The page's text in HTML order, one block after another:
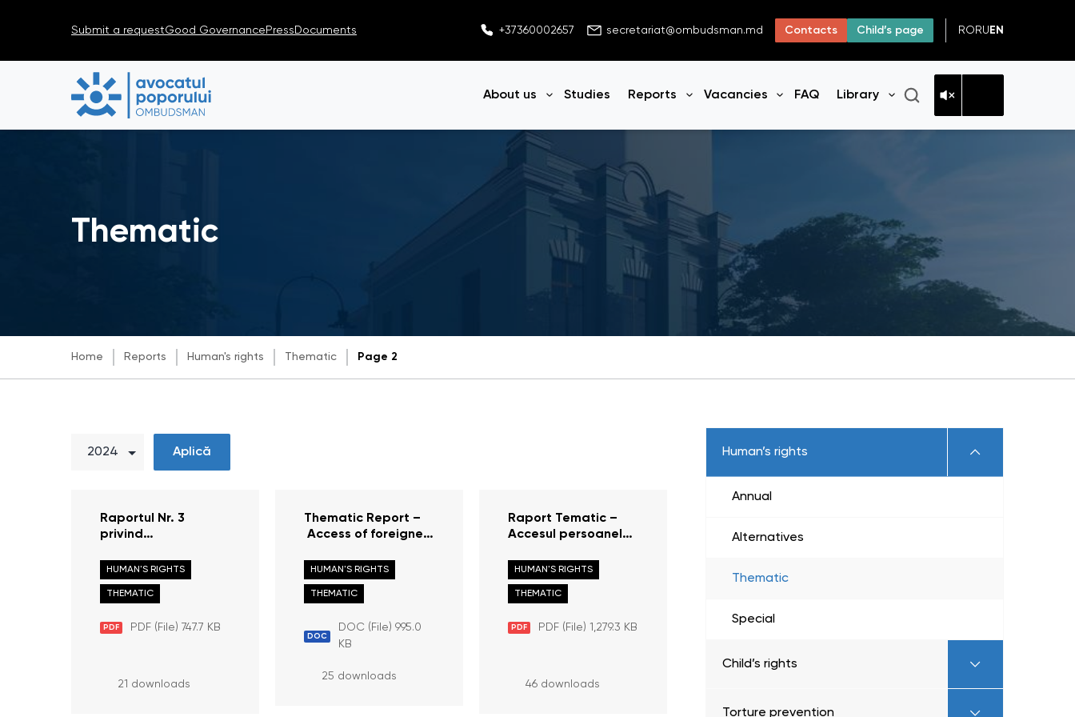
Submit a requestGood Governance Press Documents +37360002657 secretariat@ombudsman.md Contacts Child’s page RO RU EN
About us Studies Reports Vacancies FAQ Library
Open menu
Thematic
Home Reports Human's rights Thematic Page 2
Aplică
Raportul Nr. 3
privind
respectării
drepturilor
persoanelor
contextul conflictului
August – Decembrie
PDF PDF (File) 747.7 KB
HUMAN'S RIGHTS
THEMATIC
21 downloads
Thematic Report –
Access of foreigners
Moldova through the
Border Crossing
Point “Chisinau
Airport”
DOC
DOC (File) 995.0
KB
HUMAN'S RIGHTS
THEMATIC
25 downloads
Raport Tematic –
Accesul persoanelor
Moldova prin
intermediul punctului
de trecere a
„Aeroportul
PDF PDF (File) 1,279.3 KB
HUMAN'S RIGHTS
THEMATIC
46 downloads
Human’s rights
Annual
Alternatives
Thematic
Special
Child’s rights
Torture prevention